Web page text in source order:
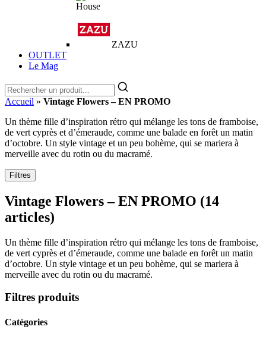
House
ZAZU
OUTLET
Le Mag
Accueil » Vintage Flowers – EN PROMO
Un thème fille d’inspiration rétro qui mélange les tons de framboise,
de vert cyprès et d’émeraude, comme une balade en forêt un matin
d’octobre. Un style vintage et un peu bohème, qui se mariera à
merveille avec du rotin ou du macramé.
Filtres
Vintage Flowers – EN PROMO (14
articles)
Un thème fille d’inspiration rétro qui mélange les tons de framboise,
de vert cyprès et d’émeraude, comme une balade en forêt un matin
d’octobre. Un style vintage et un peu bohème, qui se mariera à
merveille avec du rotin ou du macramé.
Filtres produits
Catégories